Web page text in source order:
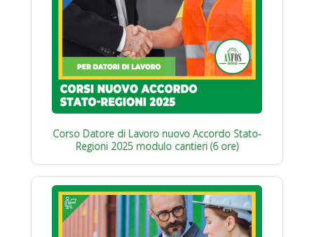
Corso Datore di Lavoro nuovo Accordo Stato-
Regioni 2025 modulo cantieri (6 ore)